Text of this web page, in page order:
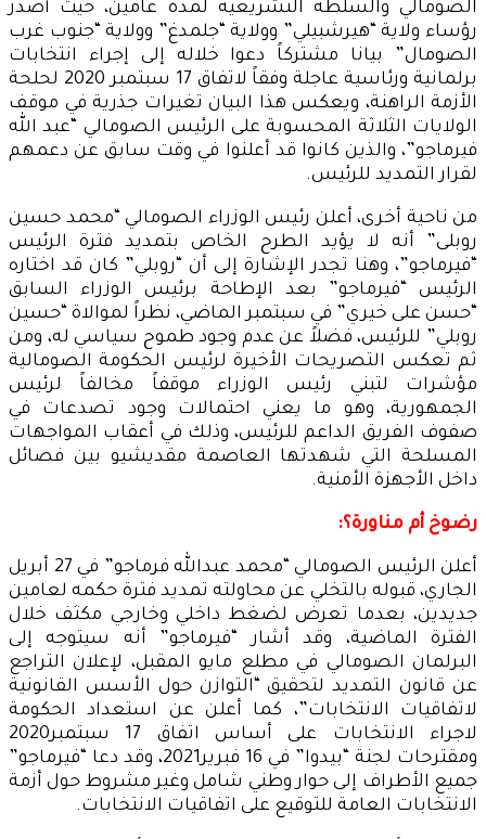
الصومالي والسلطة التشريعية لمدة عامين، حيث أصدر
رؤساء ولاية “هيرشبيلي” وولاية “جلمدغ” وولاية “جنوب غرب
الصومال” بيانا مشتركاً دعوا خلاله إلى إجراء انتخابات
برلمانية ورئاسية عاجلة وفقاً لاتفاق 17 سبتمبر 2020 لحلحة
الأزمة الراهنة، ويعكس هذا البيان تغيرات جذرية في موقف
الولايات الثلاثة المحسوبة على الرئيس الصومالي “عبد الله
فيرماجو”، والذين كانوا قد أعلنوا في وقت سابق عن دعمهم
لقرار التمديد للرئيس.
من ناحية أخرى، أعلن رئيس الوزراء الصومالي “محمد حسين
روبلى” أنه لا يؤيد الطرح الخاص بتمديد فترة الرئيس
“فيرماجو”، وهنا تجدر الإشارة إلى أن “روبلي” كان قد اختاره
الرئيس “فيرماجو” بعد الإطاحة برئيس الوزراء السابق
“حسن على خيري” في سبتمبر الماضي، نظراً لموالاة “حسين
روبلي” للرئيس، فضلاً عن عدم وجود طموح سياسي له، ومن
ثم تعكس التصريحات الأخيرة لرئيس الحكومة الصومالية
مؤشرات لتبني رئيس الوزراء موقفاً مخالفاً لرئيس
الجمهورية، وهو ما يعني احتمالات وجود تصدعات في
صفوف الفريق الداعم للرئيس، وذلك في أعقاب المواجهات
المسلحة التي شهدتها العاصمة مقديشيو بين فصائل
داخل الأجهزة الأمنية.
رضوخ أم مناورة؟:
أعلن الرئيس الصومالي “محمد عبدالله فرماجو” في 27 أبريل
الجاري، قبوله بالتخلي عن محاولته تمديد فترة حكمه لعامين
جديدين، بعدما تعرض لضغط داخلي وخارجي مكثف خلال
الفترة الماضية، وقد أشار “فيرماجو” أنه سيتوجه إلى
البرلمان الصومالي في مطلع مايو المقبل، لإعلان التراجع
عن قانون التمديد لتحقيق “التوازن حول الأسس القانونية
لاتفاقيات الانتخابات”، كما أعلن عن استعداد الحكومة
لاجراء الانتخابات على أساس اتفاق 17 سبتمبر2020
ومقترحات لجنة “بيدوا” في 16 فبرير2021، وقد دعا “فيرماجو”
جميع الأطراف إلى حوار وطني شامل وغير مشروط حول أزمة
الانتخابات العامة للتوقيع على اتفاقيات الانتخابات.